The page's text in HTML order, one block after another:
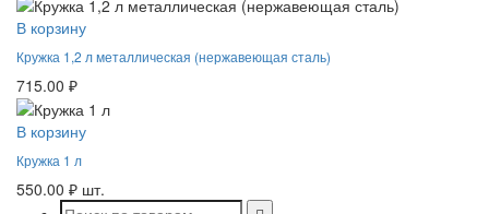
В корзину
Кружка 1,2 л металлическая (нержавеющая сталь)
715.00 ₽
В корзину
Кружка 1 л
550.00 ₽ шт.